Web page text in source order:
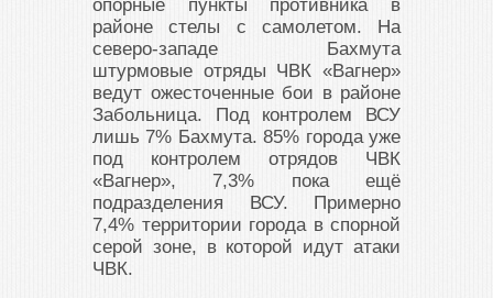
опорные пункты противника в
районе стелы с самолетом. На
северо-западе Бахмута
штурмовые отряды ЧВК «Вагнер»
ведут ожесточенные бои в районе
Забольница. Под контролем ВСУ
лишь 7% Бахмута. 85% города уже
под контролем отрядов ЧВК
«Вагнер», 7,3% пока ещё
подразделения ВСУ. Примерно
7,4% территории города в спорной
серой зоне, в которой идут атаки
ЧВК.